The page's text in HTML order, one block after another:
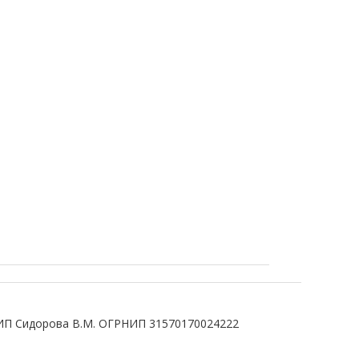
Сидорова В.М. ОГРНИП 31570170024222